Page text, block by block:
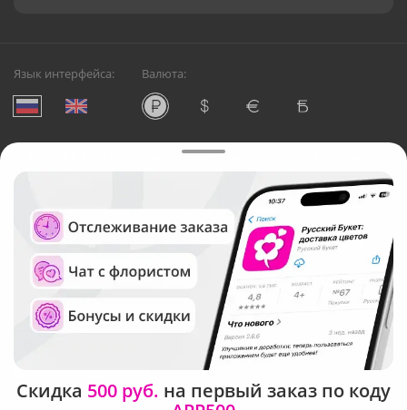
Язык интерфейса: Валюта:
Служба круглосуточной доставки цветов в Тюмени
Русский Букет, 2026
Общество с ограниченной ответственностью «Технология»
ОГРН: 1195476081745, ИНН: 5410081997
Юридический адрес: г. Новосибирск, ул. Ипподромская,
д.42, оф. 3
Рейтинг Русского букета в г. Тюмень
Скидка 500 руб. на первый заказ по коду